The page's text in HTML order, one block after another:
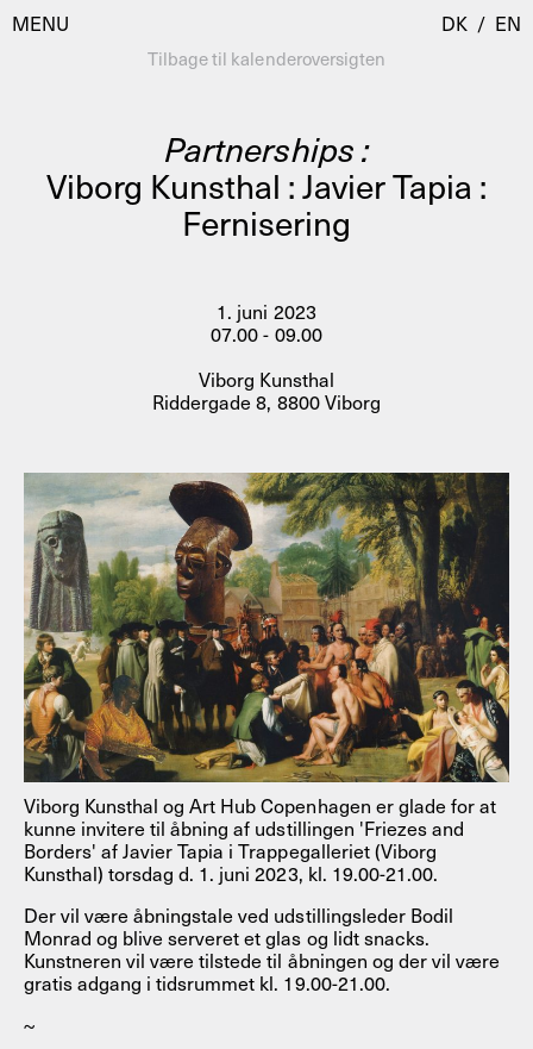
MENU
Besøg
Kalender
Room Room
Programmer
Residencies & Studios
Artistic Research
Om
Om AHC
AHC Channel Søg
DK / EN
Tilbage til kalenderoversigten
Partnerships :
Viborg Kunsthal : Javier Tapia :
Fernisering
1. juni 2023
07.00 - 09.00
Viborg Kunsthal
Riddergade 8, 8800 Viborg
Viborg Kunsthal og Art Hub Copenhagen er glade for at
kunne invitere til åbning af udstillingen 'Friezes and
Borders' af Javier Tapia i Trappegalleriet (Viborg
Kunsthal) torsdag d. 1. juni 2023, kl. 19.00-21.00.
Der vil være åbningstale ved udstillingsleder Bodil
Monrad og blive serveret et glas og lidt snacks.
Kunstneren vil være tilstede til åbningen og der vil være
gratis adgang i tidsrummet kl. 19.00-21.00.
~